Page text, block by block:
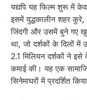
यद्यपि यह फिल्म शुरू में
इसमें युद्धकालीन शहर कुरे,
जिंदगी और उसमें बुने गए
था, जो दर्शकों के दिलों
2.1 मिलियन दर्शकों ने
कमाई की। यह एक
सिनेमाघरों में प्रदर्शित